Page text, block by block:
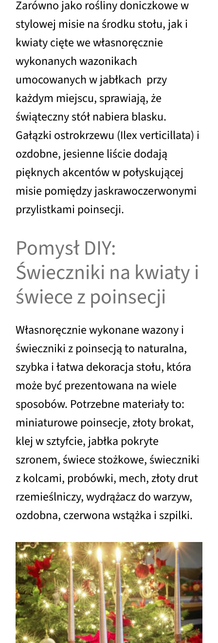
Zarówno jako rośliny doniczkowe w
stylowej misie na środku stołu, jak i
kwiaty cięte we własnoręcznie
wykonanych wazonikach
umocowanych w jabłkach przy
każdym miejscu, sprawiają, że
świąteczny stół nabiera blasku.
Gałązki ostrokrzewu (Ilex verticillata) i
ozdobne, jesienne liście dodają
pięknych akcentów w połyskującej
misie pomiędzy jaskrawoczerwonymi
przylistkami poinsecji.
Pomysł DIY:
Świeczniki na kwiaty i
świece z poinsecji
Własnoręcznie wykonane wazony i
świeczniki z poinsecją to naturalna,
szybka i łatwa dekoracja stołu, która
może być prezentowana na wiele
sposobów. Potrzebne materiały to:
miniaturowe poinsecje, złoty brokat,
klej w sztyfcie, jabłka pokryte
szronem, świece stożkowe, świeczniki
z kolcami, probówki, mech, złoty drut
rzemieślniczy, wydrążacz do warzyw,
ozdobna, czerwona wstążka i szpilki.